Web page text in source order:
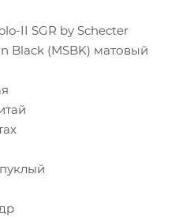
II SGR by Schecter
Black (MSBK) матовый